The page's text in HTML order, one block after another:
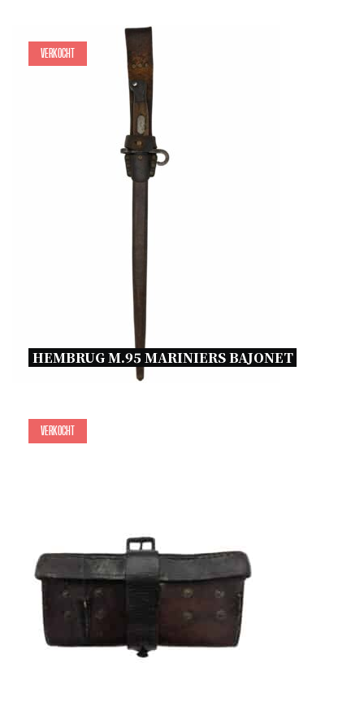
Verkocht
HEMBRUG M.95 MARINIERS BAJONET
Verkocht